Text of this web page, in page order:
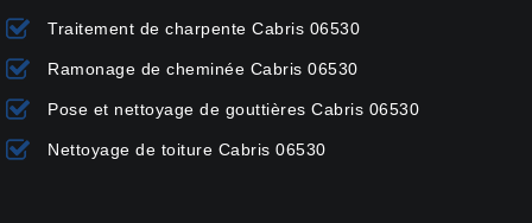
Traitement de charpente Cabris 06530
Ramonage de cheminée Cabris 06530
Pose et nettoyage de gouttières Cabris 06530
Nettoyage de toiture Cabris 06530